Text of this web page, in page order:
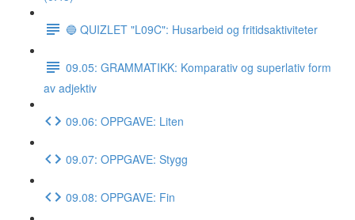
🔵 QUIZLET "L09C": Husarbeid og fritidsaktiviteter
09.05: GRAMMATIKK: Komparativ og superlativ form
av adjektiv
09.06: OPPGAVE: Liten
09.07: OPPGAVE: Stygg
09.08: OPPGAVE: Fin